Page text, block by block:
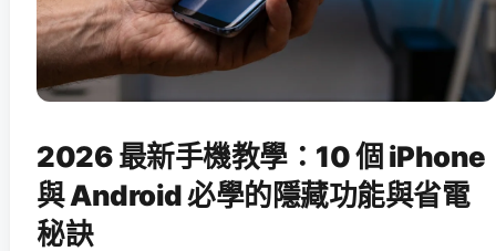
2026 最新手機教學：10 個 iPhone
與 Android 必學的隱藏功能與省電
秘訣